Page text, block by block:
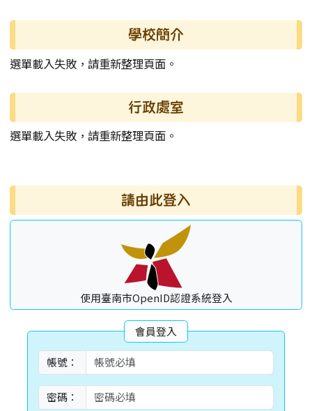
左邊區域內容 學校簡介
選單載入失敗，請重新整理頁面。
行政處室
選單載入失敗，請重新整理頁面。
右邊區域內容 請由此登入
使用臺南市OpenID認證系統登入
會員登入
帳號：
密碼：